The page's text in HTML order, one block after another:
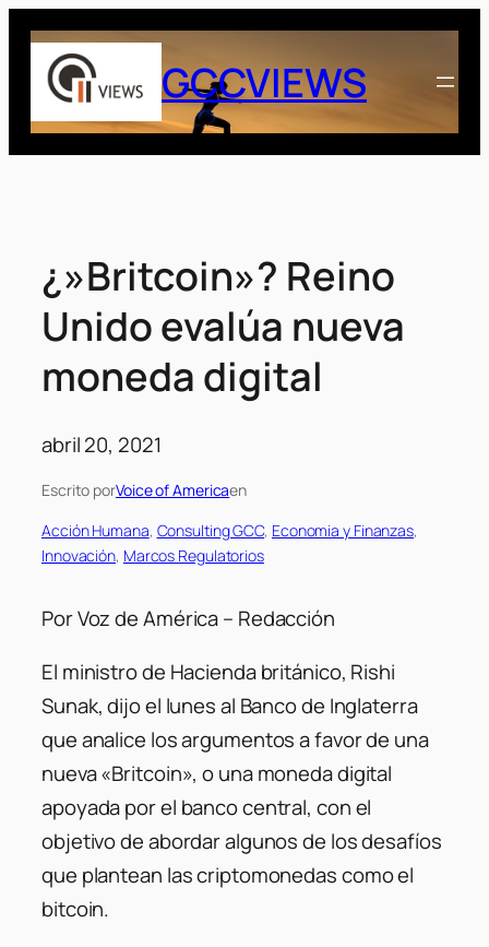
Saltar
contenido
GCCVIEWS
¿»Britcoin»? Reino
Unido evalúa nueva
moneda digital
abril 20, 2021
Escrito porVoice of Americaen
Acción Humana, Consulting GCC, Economia y Finanzas
Innovación, Marcos Regulatorios
Por Voz de América – Redacción
El ministro de Hacienda británico, Rishi
Sunak, dijo el lunes al Banco de Inglaterra
que analice los argumentos a favor de una
nueva «Britcoin», o una moneda digital
apoyada por el banco central, con el
objetivo de abordar algunos de los desafíos
que plantean las criptomonedas como el
bitcoin.